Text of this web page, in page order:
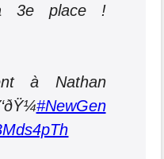
3e place !
à Nathan
#NewGen